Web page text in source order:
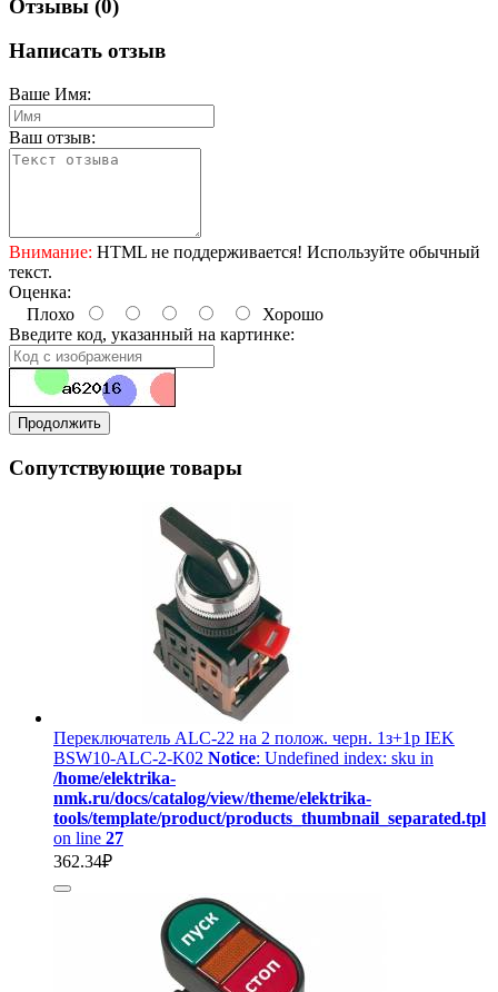
Отзывы (0)
Написать отзыв
Ваше Имя:
Ваш отзыв:
Внимание: HTML не поддерживается! Используйте обычный
текст.
Оценка:
Плохо
Хорошо
Введите код, указанный на картинке:
Продолжить
Сопутствующие товары
Переключатель ALC-22 на 2 полож. черн. 1з+1р IEK
BSW10-ALC-2-K02 Notice: Undefined index: sku in
/home/elektrika-
nmk.ru/docs/catalog/view/theme/elektrika-
tools/template/product/products_thumbnail_separated.tpl
on line 27
362.34₽